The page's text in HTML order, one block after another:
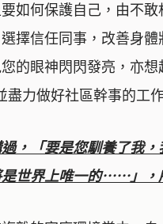
如何保護自己，由不
擇信任同事，改善身
的眼神閃閃發亮，亦
盡力做好社區幹事的工
過，「要是您馴養了我，
世界上唯一的⋯⋯」，